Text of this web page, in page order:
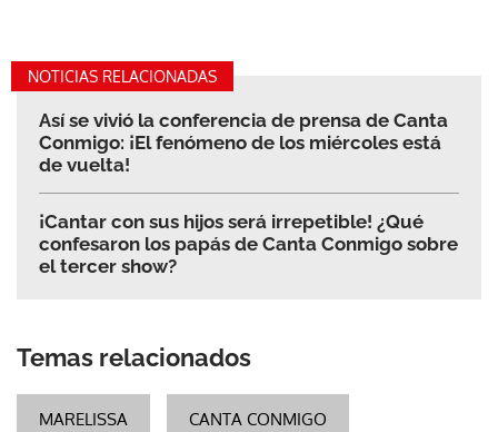
NOTICIAS RELACIONADAS
Así se vivió la conferencia de prensa de Canta
Conmigo: ¡El fenómeno de los miércoles está
de vuelta!
¡Cantar con sus hijos será irrepetible! ¿Qué
confesaron los papás de Canta Conmigo sobre
el tercer show?
Temas relacionados
MARELISSA CANTA CONMIGO